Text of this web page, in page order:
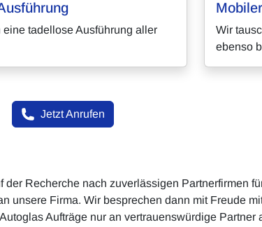
eine tadellose Ausführung aller
Wir
ebenso
Jetzt Anrufen
Recherche nach zuverlässigen Partnerfirmen
unsere Firma. Wir besprechen dann mit Freude
Aufträge nur an vertrauenswürdige